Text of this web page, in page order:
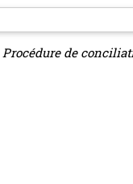
Procédure de